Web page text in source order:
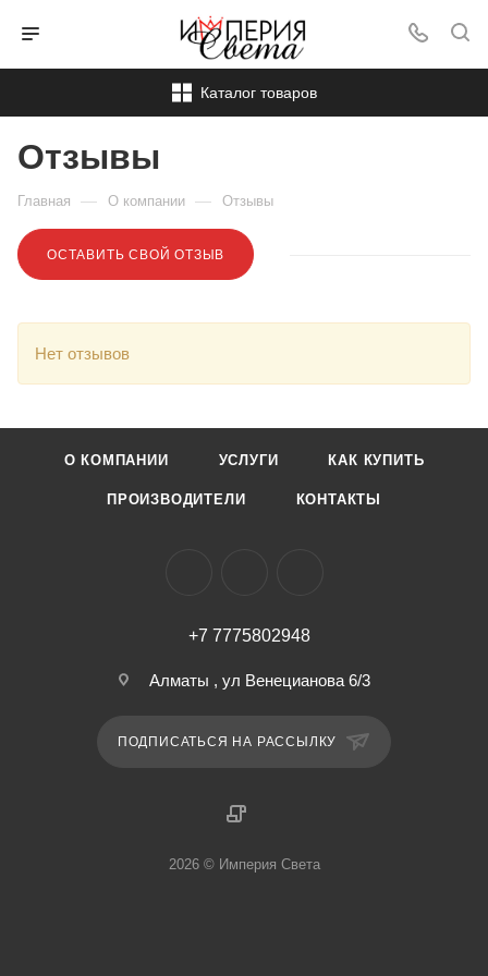
Каталог товаров
Отзывы
Главная — О компании — Отзывы
ОСТАВИТЬ СВОЙ ОТЗЫВ
Нет отзывов
О КОМПАНИИ УСЛУГИ КАК КУПИТЬ
ПРОИЗВОДИТЕЛИ КОНТАКТЫ
+7 7775802948
Алматы , ул Венецианова 6/3
ПОДПИСАТЬСЯ НА РАССЫЛКУ
2026 © Империя Света